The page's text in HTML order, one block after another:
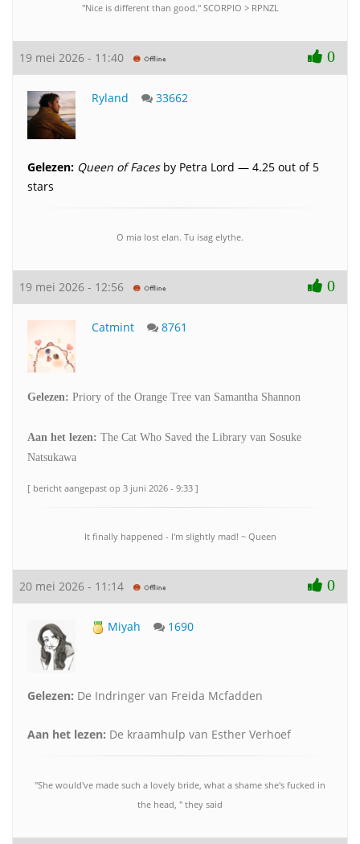
"Nice is different than good." SCORPlO > RPNZL
19 mei 2026 - 11:40 0
Ryland 33662
Gelezen: Queen of Facesby Petra Lord — 4.25 out of 5
stars
O mia lost elan. Tu isag elythe.
19 mei 2026 - 12:56 0
Catmint 8761
Gelezen: Priory of the Orange Tree van Samantha Shannon
Aan het lezen: The Cat Who Saved the Library van Sosuke
Natsukawa
[ bericht aangepast op 3 juni 2026 - 9:33 ]
It finally happened - I'm slightly mad! ~ Queen
20 mei 2026 - 11:14 0
Miyah 1690
Gelezen: De Indringer van Freida Mcfadden
Aan het lezen: De kraamhulp van Esther Verhoef
"She would've made such a lovely bride, what a shame she's fucked in
the head, " they said